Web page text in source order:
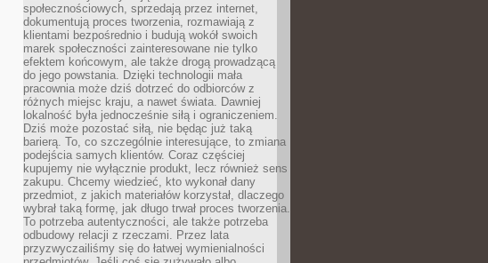
społecznościowych, sprzedają przez internet,
dokumentują proces tworzenia, rozmawiają z
klientami bezpośrednio i budują wokół swoich
marek społeczności zainteresowane nie tylko
efektem końcowym, ale także drogą prowadzącą
do jego powstania. Dzięki technologii mała
pracownia może dziś dotrzeć do odbiorców z
różnych miejsc kraju, a nawet świata. Dawniej
lokalność była jednocześnie siłą i ograniczeniem.
Dziś może pozostać siłą, nie będąc już taką
barierą. To, co szczególnie interesujące, to zmiana
podejścia samych klientów. Coraz częściej
kupujemy nie wyłącznie produkt, lecz również sens
zakupu. Chcemy wiedzieć, kto wykonał dany
przedmiot, z jakich materiałów korzystał, dlaczego
wybrał taką formę, jak długo trwał proces tworzenia.
To potrzeba autentyczności, ale także potrzeba
odbudowy relacji z rzeczami. Przez lata
przyzwyczailiśmy się do łatwej wymienialności